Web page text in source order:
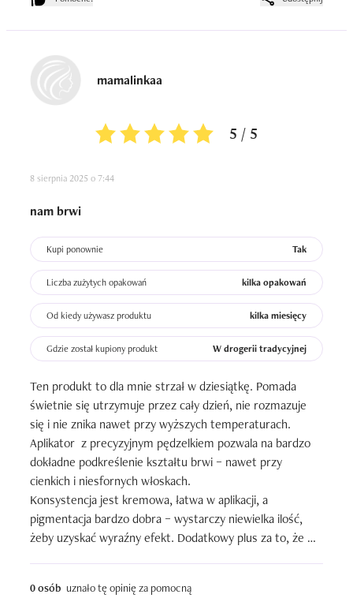
Brown, żeby uzyskać jeszcze głębszy efekt – myślę, że
będzie idealny do mojej karnacji.
mamalinkaa
5 / 5
8 sierpnia 2025 o 7:44
nam brwi
Kupi ponownie Tak
Liczba zużytych opakowań kilka opakowań
Od kiedy używasz produktu kilka miesięcy
Gdzie został kupiony produkt W drogerii tradycyjnej
Ten produkt to dla mnie strzał w dziesiątkę. Pomada
świetnie się utrzymuje przez cały dzień, nie rozmazuje
się i nie znika nawet przy wyższych temperaturach.
Aplikator  z precyzyjnym pędzelkiem pozwala na bardzo
dokładne podkreślenie kształtu brwi – nawet przy
cienkich i niesfornych włoskach.
Konsystencja jest kremowa, łatwa w aplikacji, a
pigmentacja bardzo dobra – wystarczy niewielka ilość,
żeby uzyskać wyraźny efekt. Dodatkowy plus za to, że
jakie miałam okazję testować. Zdecydowanie polecam i na
0 osób uznało tę opinię za pomocną